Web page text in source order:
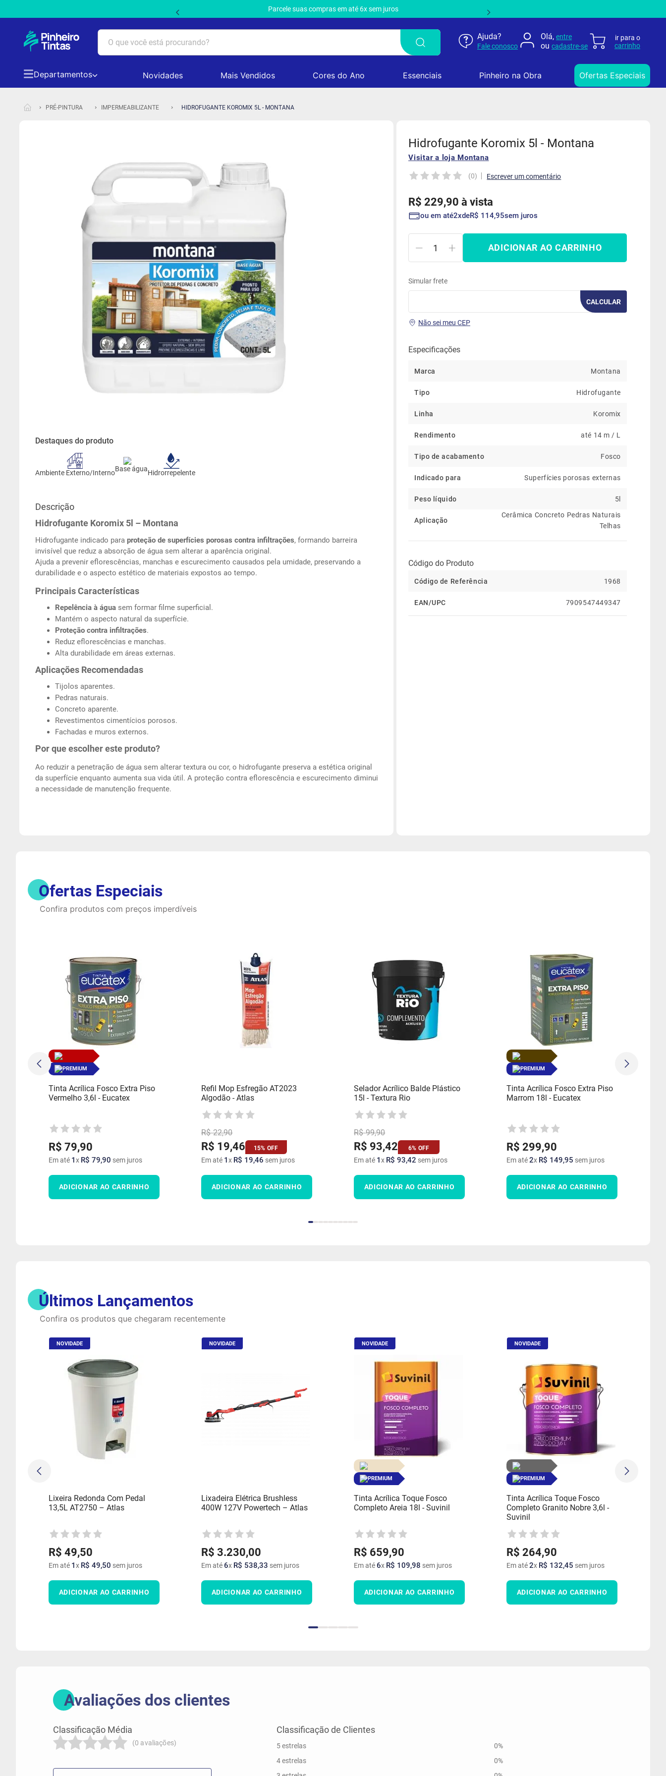
Parcele suas compras em até 6x sem juros
O que você está procurando? Ajuda?
Fale conosco
Olá, entre
ou cadastre-se
Departamentos Novidades Mais Vendidos Cores do Ano Essenciais Pinheiro na Obra Ofertas Especiais
PRÉ-PINTURA IMPERMEABILIZANTE HIDROFUGANTE KOROMIX 5L - MONTANA
Destaques do produto
Ambiente Externo/InternoBase água
Hidrorrepelente
Descrição
Hidrofugante Koromix 5l – Montana
Hidrofugante indicado para proteção de superfícies porosas contra infiltrações, formando barreira
invisível que reduz a absorção de água sem alterar a aparência original.
Ajuda a prevenir eflorescências, manchas e escurecimento causados pela umidade, preservando a
durabilidade e o aspecto estético de materiais expostos ao tempo.
Principais Características
Repelência à águasem formar filme superficial.
Mantém o aspecto natural da superfície.
Proteção contra infiltrações.
Reduz eflorescências e manchas.
Alta durabilidade em áreas externas.
Aplicações Recomendadas
Tijolos aparentes.
Pedras naturais.
Concreto aparente.
Revestimentos cimentícios porosos.
Fachadas e muros externos.
Por que escolher este produto?
Ao reduzir a penetração de água sem alterar textura ou cor, o hidrofugante preserva a estética original
da superfície enquanto aumenta sua vida útil. A proteção contra eflorescência e escurecimento diminui
a necessidade de manutenção frequente.
Hidrofugante Koromix 5l - Montana
Visitar a loja Montana
(0)
R$ 229,90 à vista
ou em até2 deR$ 114,95sem juros
ADICIONAR AO CARRINHO
Simular frete
CALCULAR
Não sei meu CEP
Especificações
Marca Montana
Tipo Hidrofugante
Linha Koromix
Rendimento até 14 m / L
Tipo de acabamento Fosco
Indicado para Superfícies porosas externas
Peso líquido 5l
Aplicação
Cerâmica Concreto Pedras Naturais
Telhas
Código do Produto
Código de Referência 1968
EAN/UPC 7909547449347
Ofertas Especiais
Confira produtos com preços imperdíveis
PREMIUM
Tinta Acrílica Fosco Extra Piso
Vermelho 3,6l - Eucatex
R$ 79,90
Em até 1x R$ 79,90 sem juros
ADICIONAR AO CARRINHO
Refil Mop Esfregão AT2023
Algodão - Atlas
R$ 22,90
R$ 19,46 15% OFF
Em até 1x R$ 19,46 sem juros
ADICIONAR AO CARRINHO
Selador Acrílico Balde Plástico
15l - Textura Rio
R$ 99,90
R$ 93,42 6% OFF
Em até 1x R$ 93,42 sem juros
ADICIONAR AO CARRINHO
PREMIUM
Tinta Acrílica Fosco Extra Piso
Marrom 18l - Eucatex
R$ 299,90
Em até2x R$ 149,95 sem juros
ADICIONAR AO CARRINHO
Últimos Lançamentos
Confira os produtos que chegaram recentemente
NOVIDADE
Lixeira Redonda Com Pedal
13,5L AT2750 – Atlas
R$ 49,50
Em até 1x R$ 49,50 sem juros
ADICIONAR AO CARRINHO
NOVIDADE
Lixadeira Elétrica Brushless
400W 127V Powertech – Atlas
R$ 3.230,00
Em até6x R$ 538,33 sem juros
ADICIONAR AO CARRINHO
NOVIDADE
PREMIUM
Tinta Acrílica Toque Fosco
Completo Areia 18l - Suvinil
R$ 659,90
Em até6x R$ 109,98 sem juros
ADICIONAR AO CARRINHO
NOVIDADE
PREMIUM
Tinta Acrílica Toque Fosco
Completo Granito Nobre 3,6l -
Suvinil
R$ 264,90
Em até2x R$ 132,45 sem juros
ADICIONAR AO CARRINHO
(0 avaliações) 5 estrelas
0%
4 estrelas
0%
TERMOS MAIS BUSCADOS
6º fundo preparador base água
epóxi
8º esmalte base água
9º verniz
10º algodão egípcio